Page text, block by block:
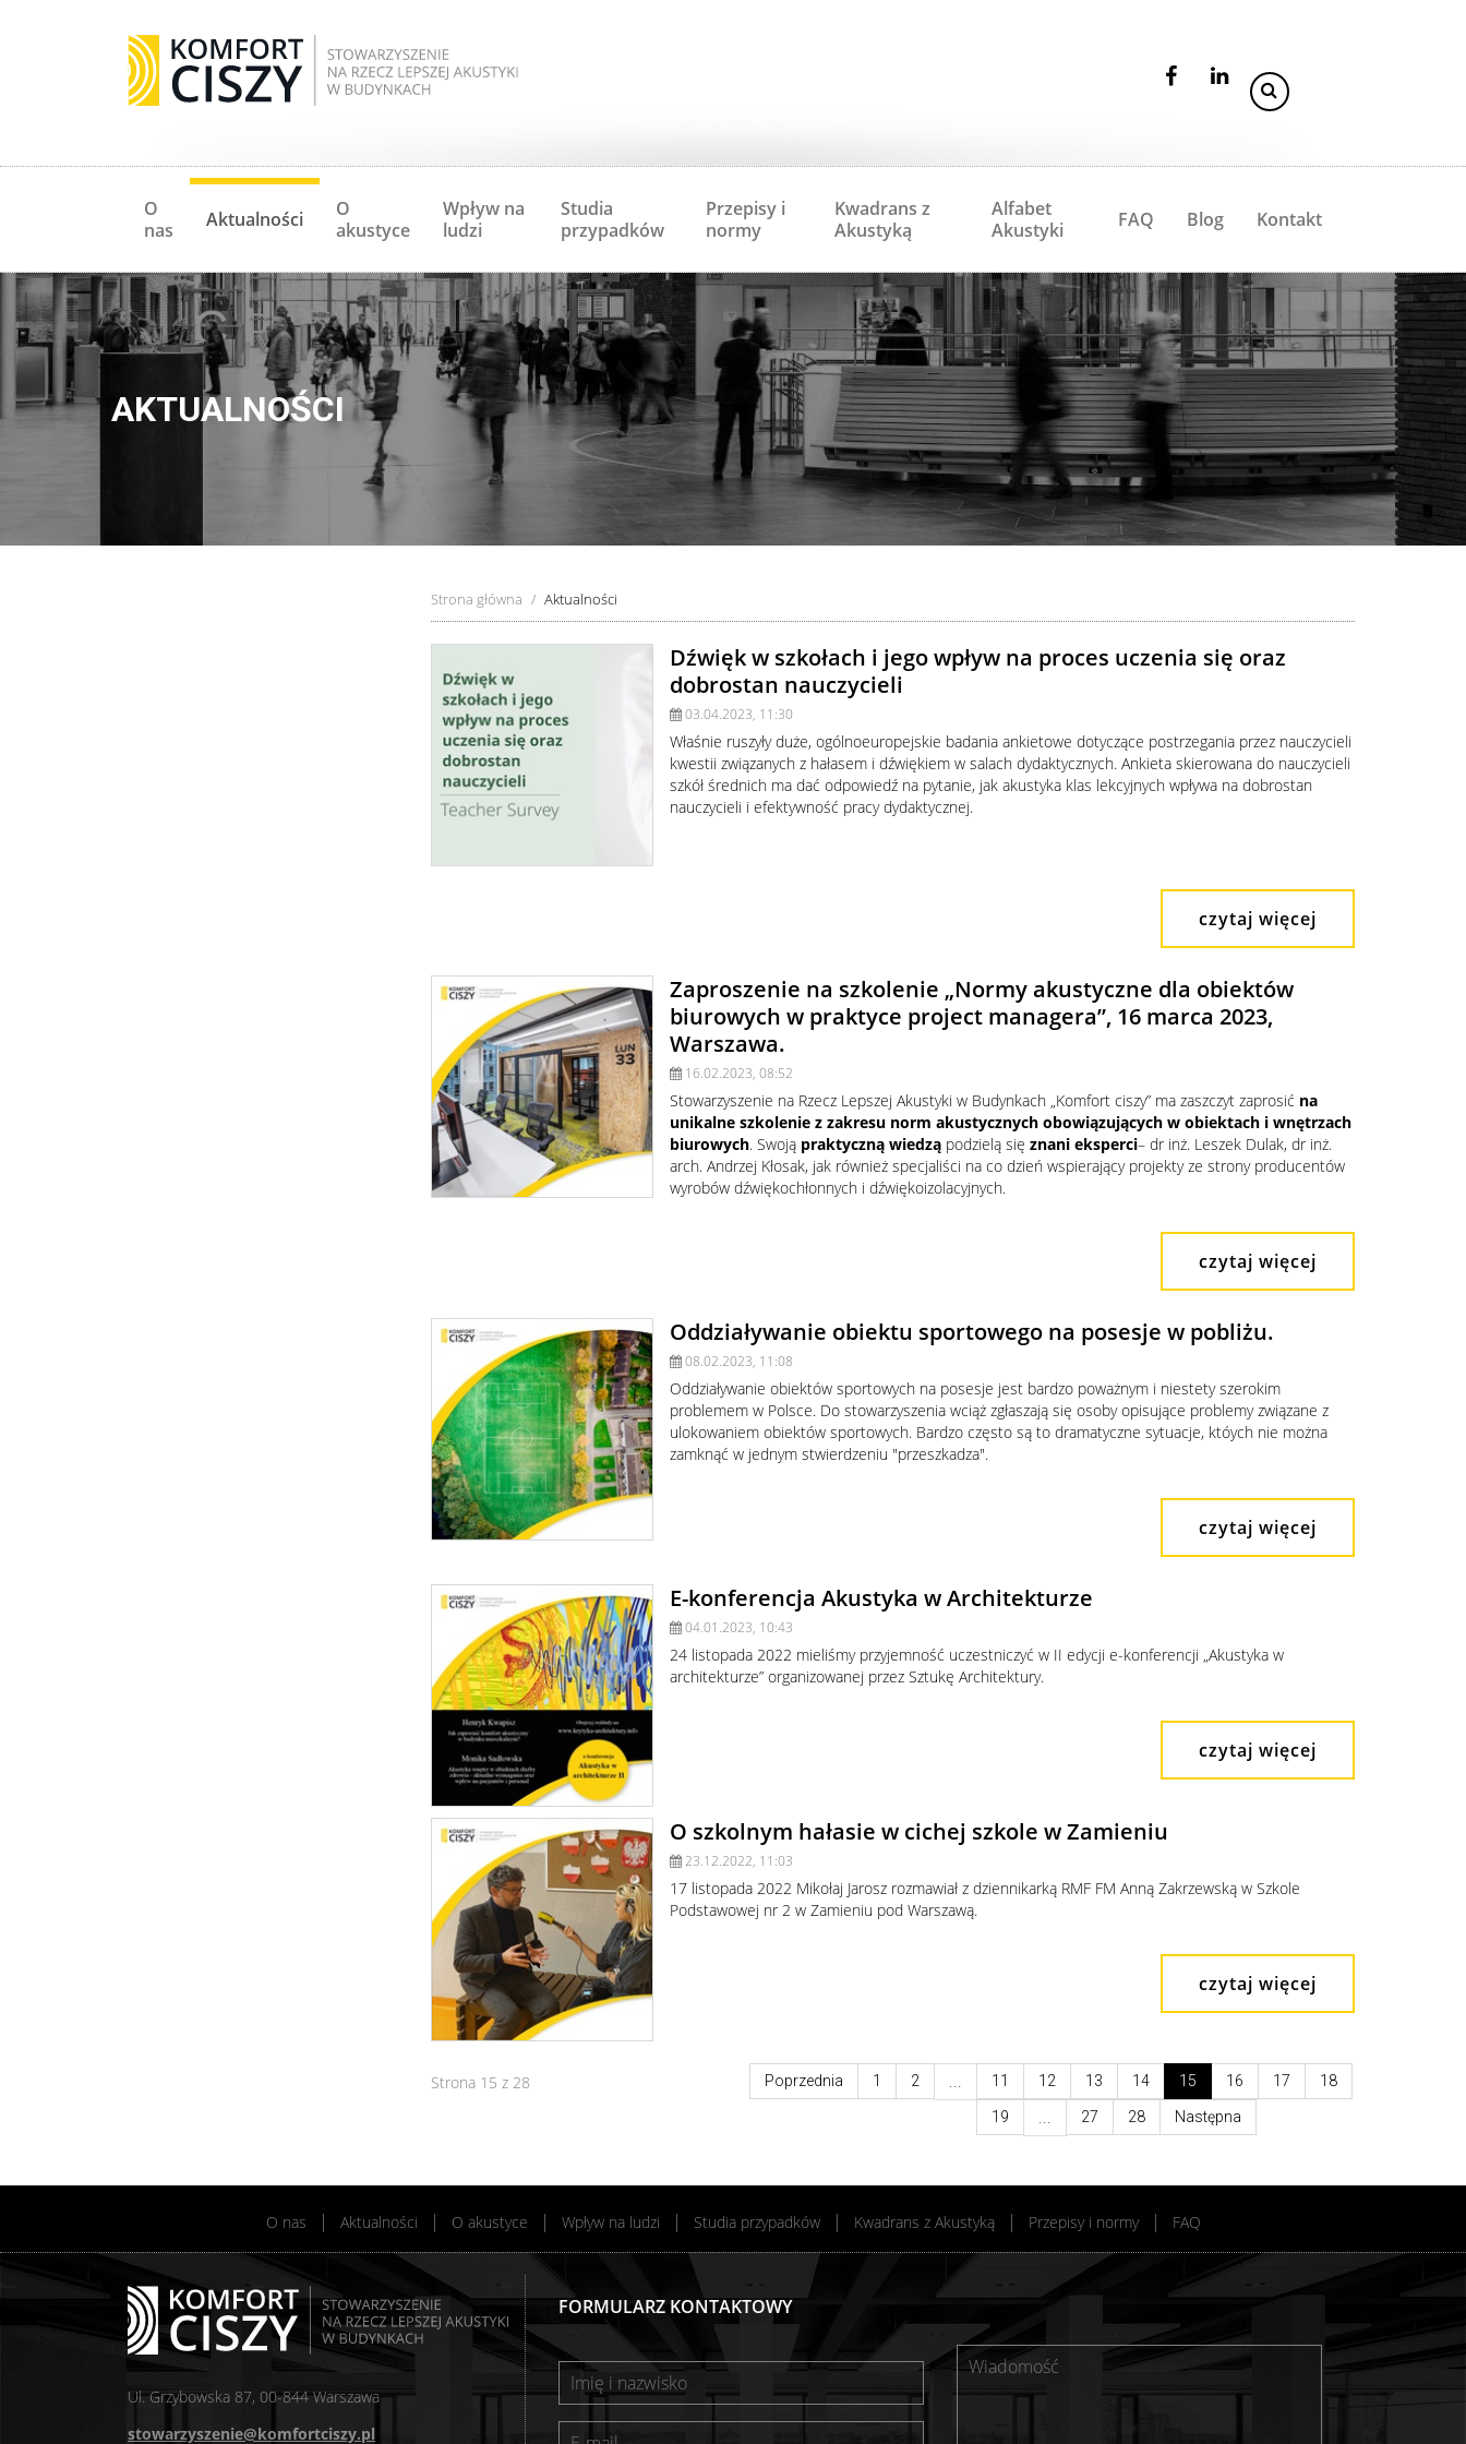
O
nas
Aktualności
O
akustyce
Wpływ na
ludzi
Studia
przypadków
Przepisy i
normy
Kwadrans z
Akustyką
Alfabet
Akustyki
FAQ Blog Kontakt
AKTUALNOŚCI
Strona główna Aktualności
Dźwięk w szkołach i jego wpływ na proces uczenia się oraz
dobrostan nauczycieli
03.04.2023, 11:30
Właśnie ruszyły duże, ogólnoeuropejskie badania ankietowe dotyczące postrzegania przez nauczycieli
kwestii związanych z hałasem i dźwiękiem w salach dydaktycznych. Ankieta skierowana do nauczycieli
szkół średnich ma dać odpowiedź na pytanie, jak akustyka klas lekcyjnych wpływa na dobrostan
nauczycieli i efektywność pracy dydaktycznej.
czytaj więcej
Zaproszenie na szkolenie „Normy akustyczne dla obiektów
biurowych w praktyce project managera”, 16 marca 2023,
Warszawa.
16.02.2023, 08:52
Stowarzyszenie na Rzecz Lepszej Akustyki w Budynkach „Komfort ciszy” ma zaszczyt zaprosić na
unikalne szkolenie z zakresu norm akustycznych obowiązujących w obiektach i wnętrzach
biurowych. Swoją praktyczną wiedząpodzielą się znani eksperci– dr inż. Leszek Dulak, dr inż.
arch. Andrzej Kłosak, jak również specjaliści na co dzień wspierający projekty ze strony producentów
wyrobów dźwiękochłonnych i dźwiękoizolacyjnych.
czytaj więcej
Oddziaływanie obiektu sportowego na posesje w pobliżu.
08.02.2023, 11:08
Oddziaływanie obiektów sportowych na posesje jest bardzo poważnym i niestety szerokim
problemem w Polsce. Do stowarzyszenia wciąż zgłaszają się osoby opisujące problemy związane z
ulokowaniem obiektów sportowych. Bardzo często są to dramatyczne sytuacje, któych nie można
zamknąć w jednym stwierdzeniu "przeszkadza".
czytaj więcej
E-konferencja Akustyka w Architekturze
04.01.2023, 10:43
24 listopada 2022 mieliśmy przyjemność uczestniczyć w II edycji e-konferencji „Akustyka w
architekturze” organizowanej przez Sztukę Architektury.
czytaj więcej
O szkolnym hałasie w cichej szkole w Zamieniu
23.12.2022, 11:03
17 listopada 2022 Mikołaj Jarosz rozmawiał z dziennikarką RMF FM Anną Zakrzewską w Szkole
Podstawowej nr 2 w Zamieniu pod Warszawą.
czytaj więcej
Strona 15 z 28 Poprzednia 1 2 ... 11 12 13 14 15 16 17 18
19 ... 27 28 Następna
O nas Aktualności O akustyce Wpływ na ludzi Studia przypadków Kwadrans z Akustyką Przepisy i normy FAQ
Ul. Grzybowska 87, 00-844 Warszawa
stowarzyszenie@komfortciszy.pl
FORMULARZ KONTAKTOWY